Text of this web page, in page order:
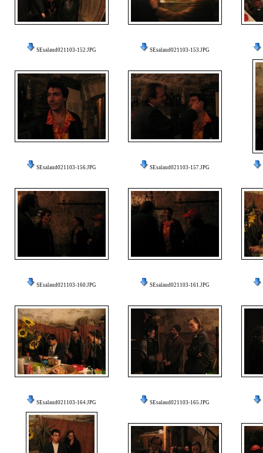
SEsalaud021103-152.JPG SEsalaud021103-153.JPG
SEsalaud021103-156.JPG SEsalaud021103-157.JPG
SEsalaud021103-160.JPG SEsalaud021103-161.JPG
SEsalaud021103-164.JPG SEsalaud021103-165.JPG